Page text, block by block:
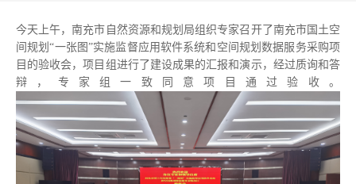
今天上午，南充市自然资源和规划局组织专家召开了南充市国土空
间规划“一张图”实施监督应用软件系统和空间规划数据服务采购项
目的验收会，项目组进行了建设成果的汇报和演示，经过质询和答
辩，专家组一致同意项目通过验收。